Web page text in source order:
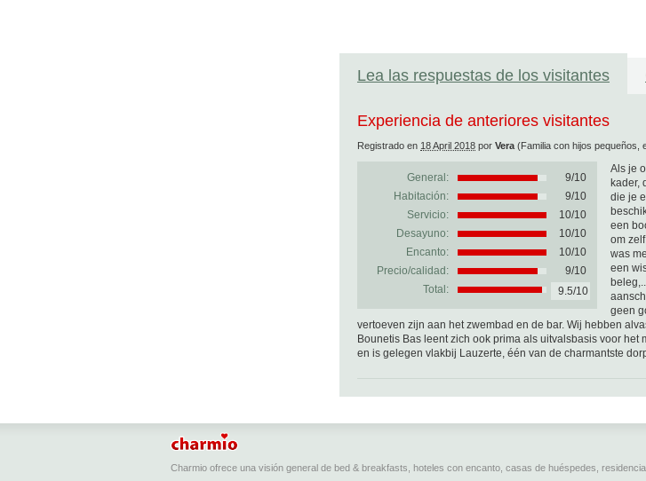
Lea las respuestas de los visitantes
Experiencia de anteriores visitantes
Registrado en 18 April 2018 por Vera (Familia con hijos pequeños,
General: 9/10
Habitación:
9/10
Servicio:
10/10
Desayuno:
10/10
Encanto:
10/10
Precio/calidad:
9/10
Total:
9.5/10
Als je
kader,
die je
een
om
was
een
geen
vertoeven zijn aan het zwembad en de bar. Wij hebben
Bounetis Bas leent zich ook prima als uitvalsbasis voor
en is gelegen vlakbij Lauzerte, één van de charmantste
Charmio ofrece una visión general de bed & breakfasts, hoteles con encanto, casas de huéspedes,